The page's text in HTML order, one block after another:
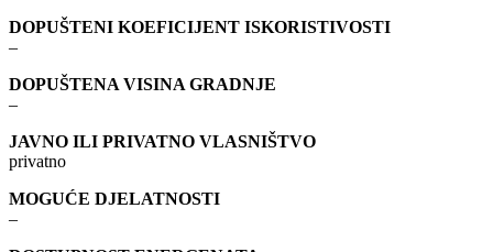
DOPUŠTENI KOEFICIJENT ISKORISTIVOSTI
–
DOPUŠTENA VISINA GRADNJE
–
JAVNO ILI PRIVATNO VLASNIŠTVO
privatno
MOGUĆE DJELATNOSTI
–